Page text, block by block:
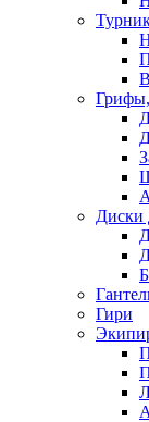
Диски
Гири